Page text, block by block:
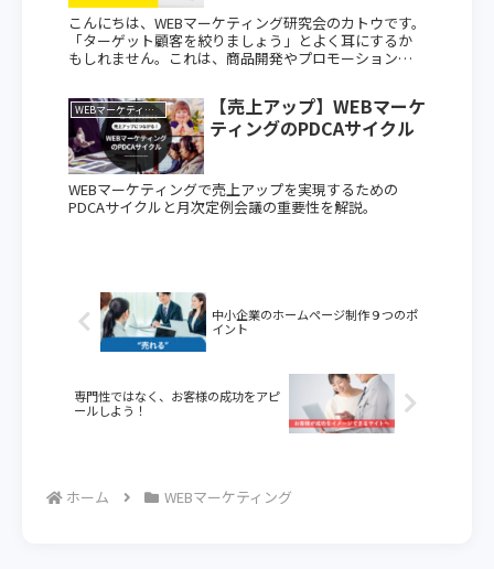
グ戦略
こんにちは、WEBマーケティング研究会のカトウです。
「ターゲット顧客を絞りましょう」とよく耳にするか
もしれません。これは、商品開発やプロモーション戦
込む必要があるのだろう？」と疑問に思うこと...
WEBマーケティング
【売上アップ】WEBマーケ
ティングのPDCAサイクル
WEBマーケティングで売上アップを実現するための
PDCAサイクルと月次定例会議の重要性を解説。
中小企業のホームページ制作９つのポ
イント
専門性ではなく、お客様の成功をアピ
ールしよう！
ホーム WEBマーケティング